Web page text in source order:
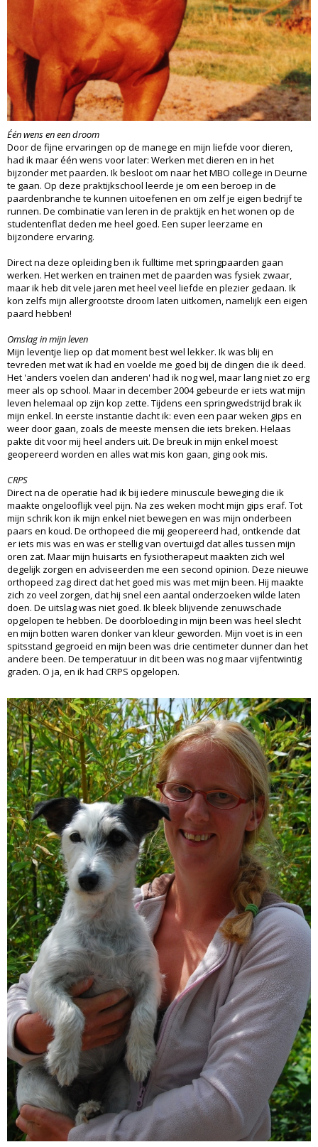
Één wens en een droom
Door de fijne ervaringen op de manege en mijn liefde voor dieren,
had ik maar één wens voor later: Werken met dieren en in het
bijzonder met paarden. Ik besloot om naar het MBO college in Deurne
te gaan. Op deze praktijkschool leerde je om een beroep in de
paardenbranche te kunnen uitoefenen en om zelf je eigen bedrijf te
runnen. De combinatie van leren in de praktijk en het wonen op de
studentenflat deden me heel goed. Een super leerzame en
bijzondere ervaring.
Direct na deze opleiding ben ik fulltime met springpaarden gaan
werken. Het werken en trainen met de paarden was fysiek zwaar,
maar ik heb dit vele jaren met heel veel liefde en plezier gedaan. Ik
kon zelfs mijn allergrootste droom laten uitkomen, namelijk een eigen
paard hebben!
Omslag in mijn leven
Mijn leventje liep op dat moment best wel lekker. Ik was blij en
tevreden met wat ik had en voelde me goed bij de dingen die ik deed.
Het 'anders voelen dan anderen' had ik nog wel, maar lang niet zo erg
meer als op school. Maar in december 2004 gebeurde er iets wat mijn
leven helemaal op zijn kop zette. Tijdens een springwedstrijd brak ik
mijn enkel. In eerste instantie dacht ik: even een paar weken gips en
weer door gaan, zoals de meeste mensen die iets breken. Helaas
pakte dit voor mij heel anders uit. De breuk in mijn enkel moest
geopereerd worden en alles wat mis kon gaan, ging ook mis.
CRPS
Direct na de operatie had ik bij iedere minuscule beweging die ik
maakte ongelooflijk veel pijn. Na zes weken mocht mijn gips eraf. Tot
mijn schrik kon ik mijn enkel niet bewegen en was mijn onderbeen
paars en koud. De orthopeed die mij geopereerd had, ontkende dat
er iets mis was en was er stellig van overtuigd dat alles tussen mijn
oren zat. Maar mijn huisarts en fysiotherapeut maakten zich wel
degelijk zorgen en adviseerden me een second opinion. Deze nieuwe
orthopeed zag direct dat het goed mis was met mijn been. Hij maakte
zich zo veel zorgen, dat hij snel een aantal onderzoeken wilde laten
doen. De uitslag was niet goed. Ik bleek blijvende zenuwschade
opgelopen te hebben. De doorbloeding in mijn been was heel slecht
en mijn botten waren donker van kleur geworden. Mijn voet is in een
spitsstand gegroeid en mijn been was drie centimeter dunner dan het
andere been. De temperatuur in dit been was nog maar vijfentwintig
graden. O ja, en ik had CRPS opgelopen.